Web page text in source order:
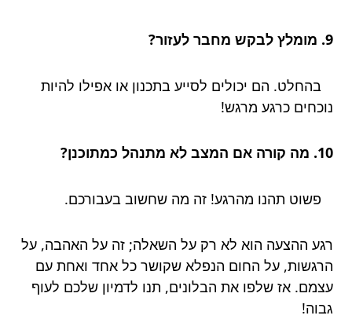
9. מומלץ לבקש מחבר לעזור?
בהחלט. הם יכולים לסייע בתכנון או אפילו להיות
נוכחים כרגע מרגש!
10. מה קורה אם המצב לא מתנהל כמתוכנן?
פשוט תהנו מהרגע! זה מה שחשוב בעבורכם.
רגע ההצעה הוא לא רק על השאלה; זה על האהבה, על
הרגשות, על החום הנפלא שקושר כל אחד ואחת עם
עצמם. אז שלפו את הבלונים, תנו לדמיון שלכם לעוף
גבוה!